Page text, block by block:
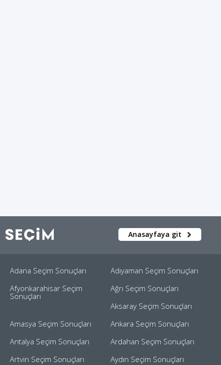
Anasayfaya git
Adana Seçim Sonuçları
Adıyaman Seçim Sonuçları
Afyonkarahisar Seçim
Sonuçları
Ağrı Seçim Sonuçları
Aksaray Seçim Sonuçları
Amasya Seçim Sonuçları
Ankara Seçim Sonuçları
Antalya Seçim Sonuçları
Ardahan Seçim Sonuçları
Artvin Seçim Sonuçları
Aydın Seçim Sonuçları